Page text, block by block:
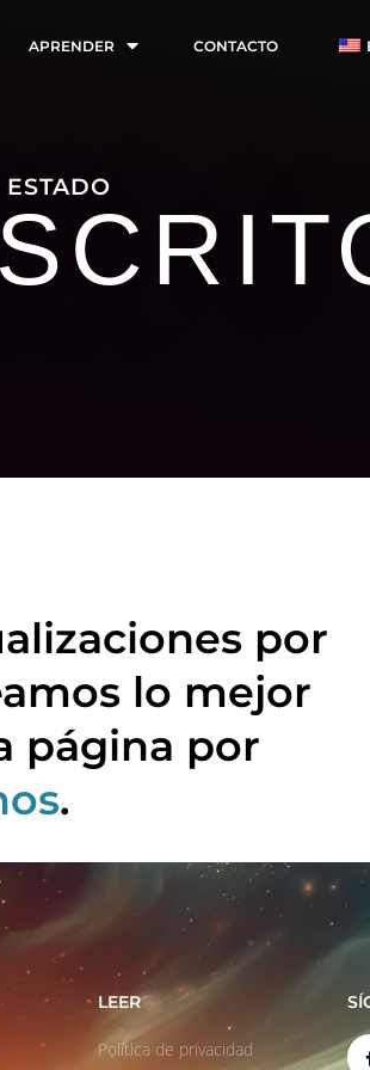
APRENDER CONTACTO
ESTADO
por
lo mejor
página por
.
LEER
Política de privacidad